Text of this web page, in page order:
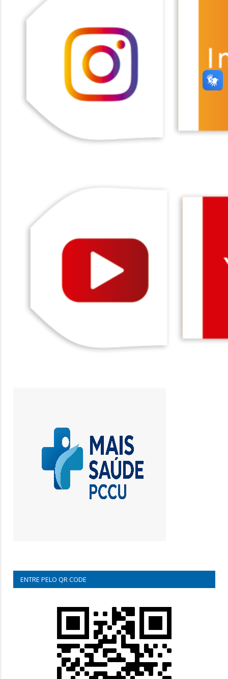
ENTRE PELO QR CODE